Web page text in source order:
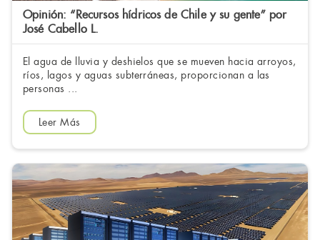
Opinión: “Recursos hídricos de Chile y su gente” por
José Cabello L.
El agua de lluvia y deshielos que se mueven hacia arroyos,
ríos, lagos y aguas subterráneas, proporcionan a las
personas ...
Leer Más